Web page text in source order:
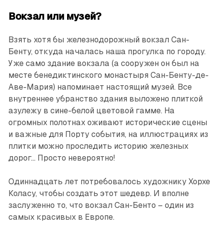
Вокзал или музей?
Взять хотя бы железнодорожный вокзал Сан-
Бенту, откуда началась наша прогулка по городу.
Уже само здание вокзала (а сооружен он был на
месте бенедиктинского монастыря Сан-Бенту-де-
Аве-Мария) напоминает настоящий музей. Все
внутреннее убранство здания выложено плиткой
азулежу в сине-белой цветовой гамме. На
огромных полотнах оживают исторические сцены
и важные для Порту события, на иллюстрациях из
плитки можно проследить историю железных
дорог... Просто невероятно!
Одиннадцать лет потребовалось художнику Хорхе
Коласу, чтобы создать этот шедевр. И вполне
заслуженно то, что вокзал Сан-Бенто – один из
самых красивых в Европе.